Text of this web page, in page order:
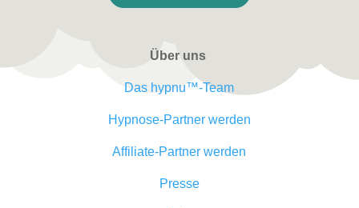
Über uns
Das hypnu™-Team
Hypnose-Partner werden
Affiliate-Partner werden
Presse